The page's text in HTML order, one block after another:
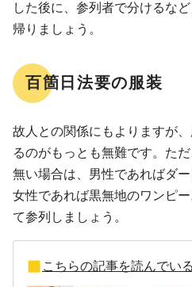
した後に、参列者で分けるな
帰りましょう。
百箇日法要の服装
故人との関係にもよりますが
るのがもっとも無難です。た
無い場合は、男性であればダ
女性であれば黒無地のワンピ
て参列しましょう。
こちらの記事を読んでい